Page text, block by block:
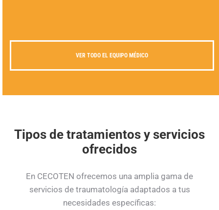
VER TODO EL EQUIPO MÉDICO
Tipos de tratamientos y servicios
ofrecidos
En CECOTEN ofrecemos una amplia gama de
servicios de traumatología adaptados a tus
necesidades específicas: